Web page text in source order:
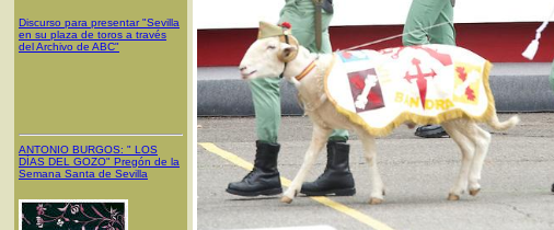
Discurso para presentar "Sevilla
en su plaza de toros a través
del Archivo de ABC"
ANTONIO BURGOS: " LOS
DÍAS DEL GOZO" Pregón de la
Semana Santa de Sevilla